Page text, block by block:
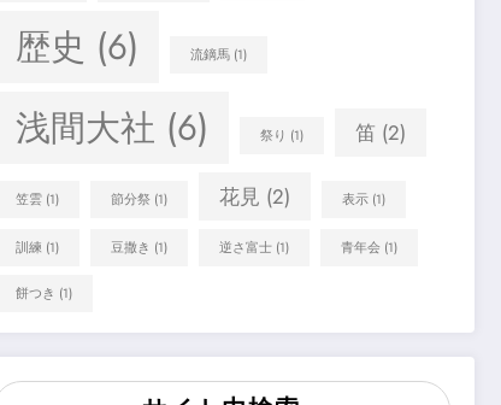
歴史 (6) 流鏑馬 (1)
浅間大社 (6) 祭り (1) 笛 (2)
笠雲 (1) 節分祭 (1) 花見 (2) 表示 (1)
訓練 (1) 豆撒き (1) 逆さ富士 (1) 青年会 (1)
餅つき (1)